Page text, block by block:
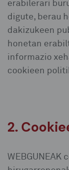
erabilerari
digute, berau
dakizukeen
honetan
informazio
cookieen
2.